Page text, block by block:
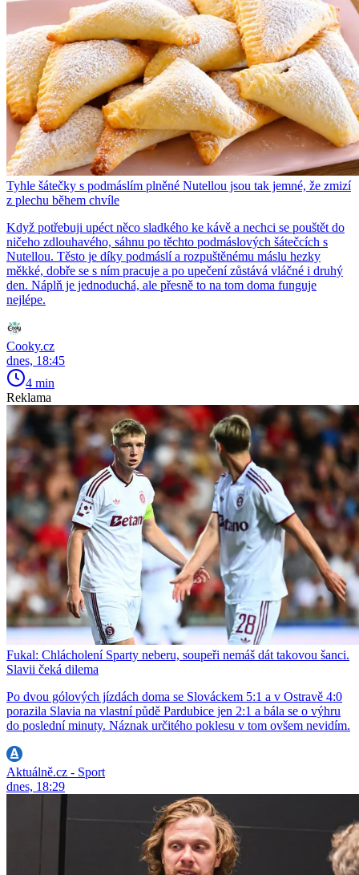
Tyhle šátečky s podmáslím plněné Nutellou jsou tak jemné, že zmizí
z plechu během chvíle
Když potřebuji upéct něco sladkého ke kávě a nechci se pouštět do
ničeho zdlouhavého, sáhnu po těchto podmáslových šátečcích s
Nutellou. Těsto je díky podmáslí a rozpuštěnému máslu hezky
měkké, dobře se s ním pracuje a po upečení zůstává vláčné i druhý
den. Náplň je jednoduchá, ale přesně to na tom doma funguje
nejlépe.
Cooky.cz
dnes, 18:45
4 min
Reklama
Fukal: Chlácholení Sparty neberu, soupeři nemáš dát takovou šanci.
Slavii čeká dilema
Po dvou gólových jízdách doma se Slováckem 5:1 a v Ostravě 4:0
porazila Slavia na vlastní půdě Pardubice jen 2:1 a bála se o výhru
do poslední minuty. Náznak určitého poklesu v tom ovšem nevidím.
Aktuálně.cz - Sport
dnes, 18:29